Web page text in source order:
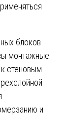
блоков
монтажные
стеновым
и